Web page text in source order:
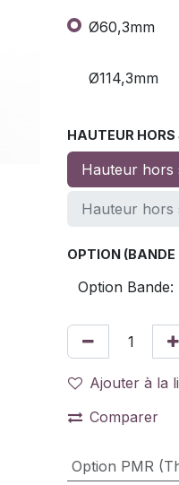
Ø60,3mm
Ø114,3mm
HAUTEUR HORS
Hauteur hors
Hauteur hors
OPTION (BANDE
Ajouter à la
Comparer
Option PMR